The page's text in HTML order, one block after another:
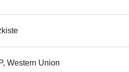
Western Union